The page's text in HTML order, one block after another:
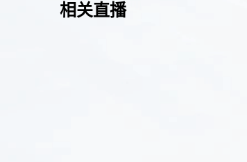
相关直播